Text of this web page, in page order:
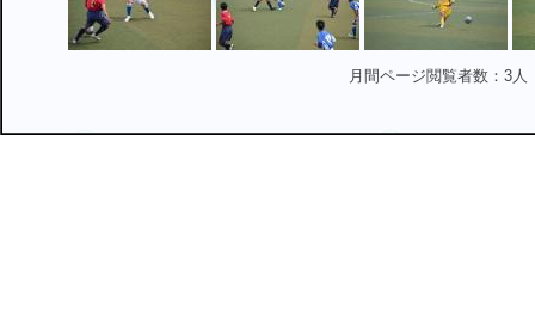
月間ページ閲覧者数：3人